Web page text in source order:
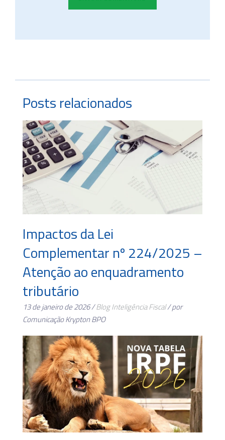
Posts relacionados
Impactos da Lei
Complementar nº 224/2025 –
Atenção ao enquadramento
tributário
13 de janeiro de 2026 /BlogInteligência Fiscal/ por
Comunicação Krypton BPO